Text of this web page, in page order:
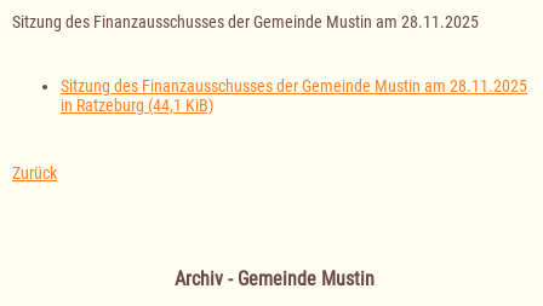
Sitzung des Finanzausschusses der Gemeinde Mustin am 28.11.2025
Sitzung des Finanzausschusses der Gemeinde Mustin am 28.11.2025
in Ratzeburg (44,1 KiB)
Zurück
Archiv - Gemeinde Mustin